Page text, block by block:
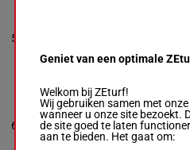
5
0a 0a 0a 2a 3a
6
MARCHING FOURTH
Anthony Macdonald-
Elisha Lafreniere
Box: 6 -R/4 - 1600m
R/4
Geniet van een optimale
Welkom bij ZEturf!
Wij gebruiken samen met onze
wanneer u onze site bezoekt.
de site goed te laten
aan te bieden. Het gaat om: